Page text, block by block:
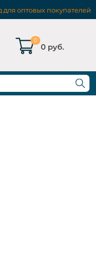
для оптовых покупателей
0
0 руб.